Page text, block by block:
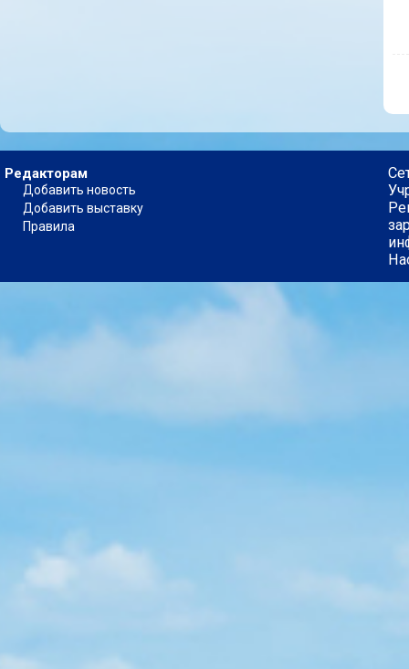
Редакторам
Добавить новость
Добавить выставку
Правила